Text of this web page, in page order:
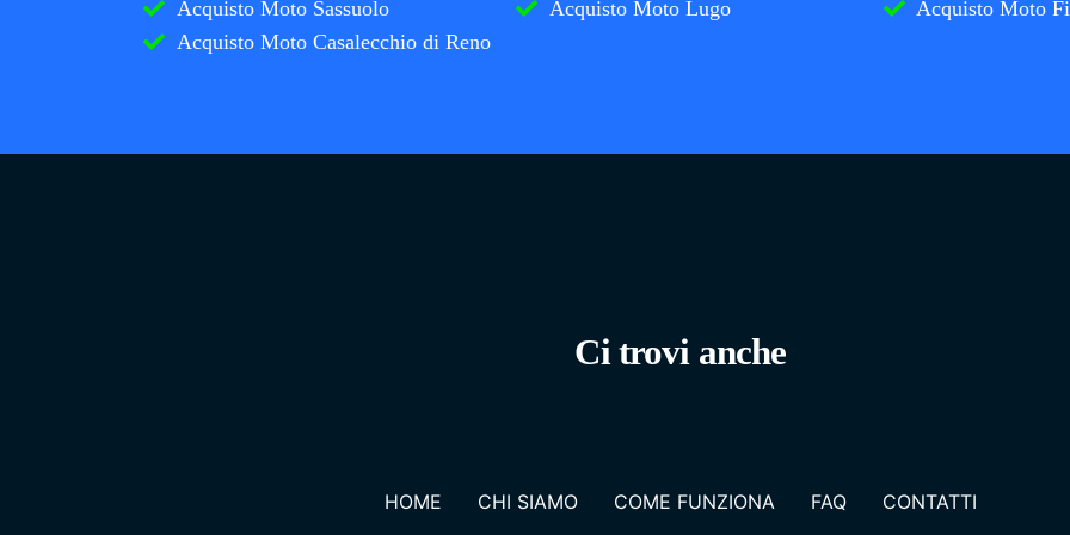
Acquisto Moto Sassuolo
Acquisto Moto Casalecchio di Reno
Acquisto Moto Lugo
Acquisto Moto
Ci trovi anche
HOME CHI SIAMO COME FUNZIONA FAQ CONTATTI